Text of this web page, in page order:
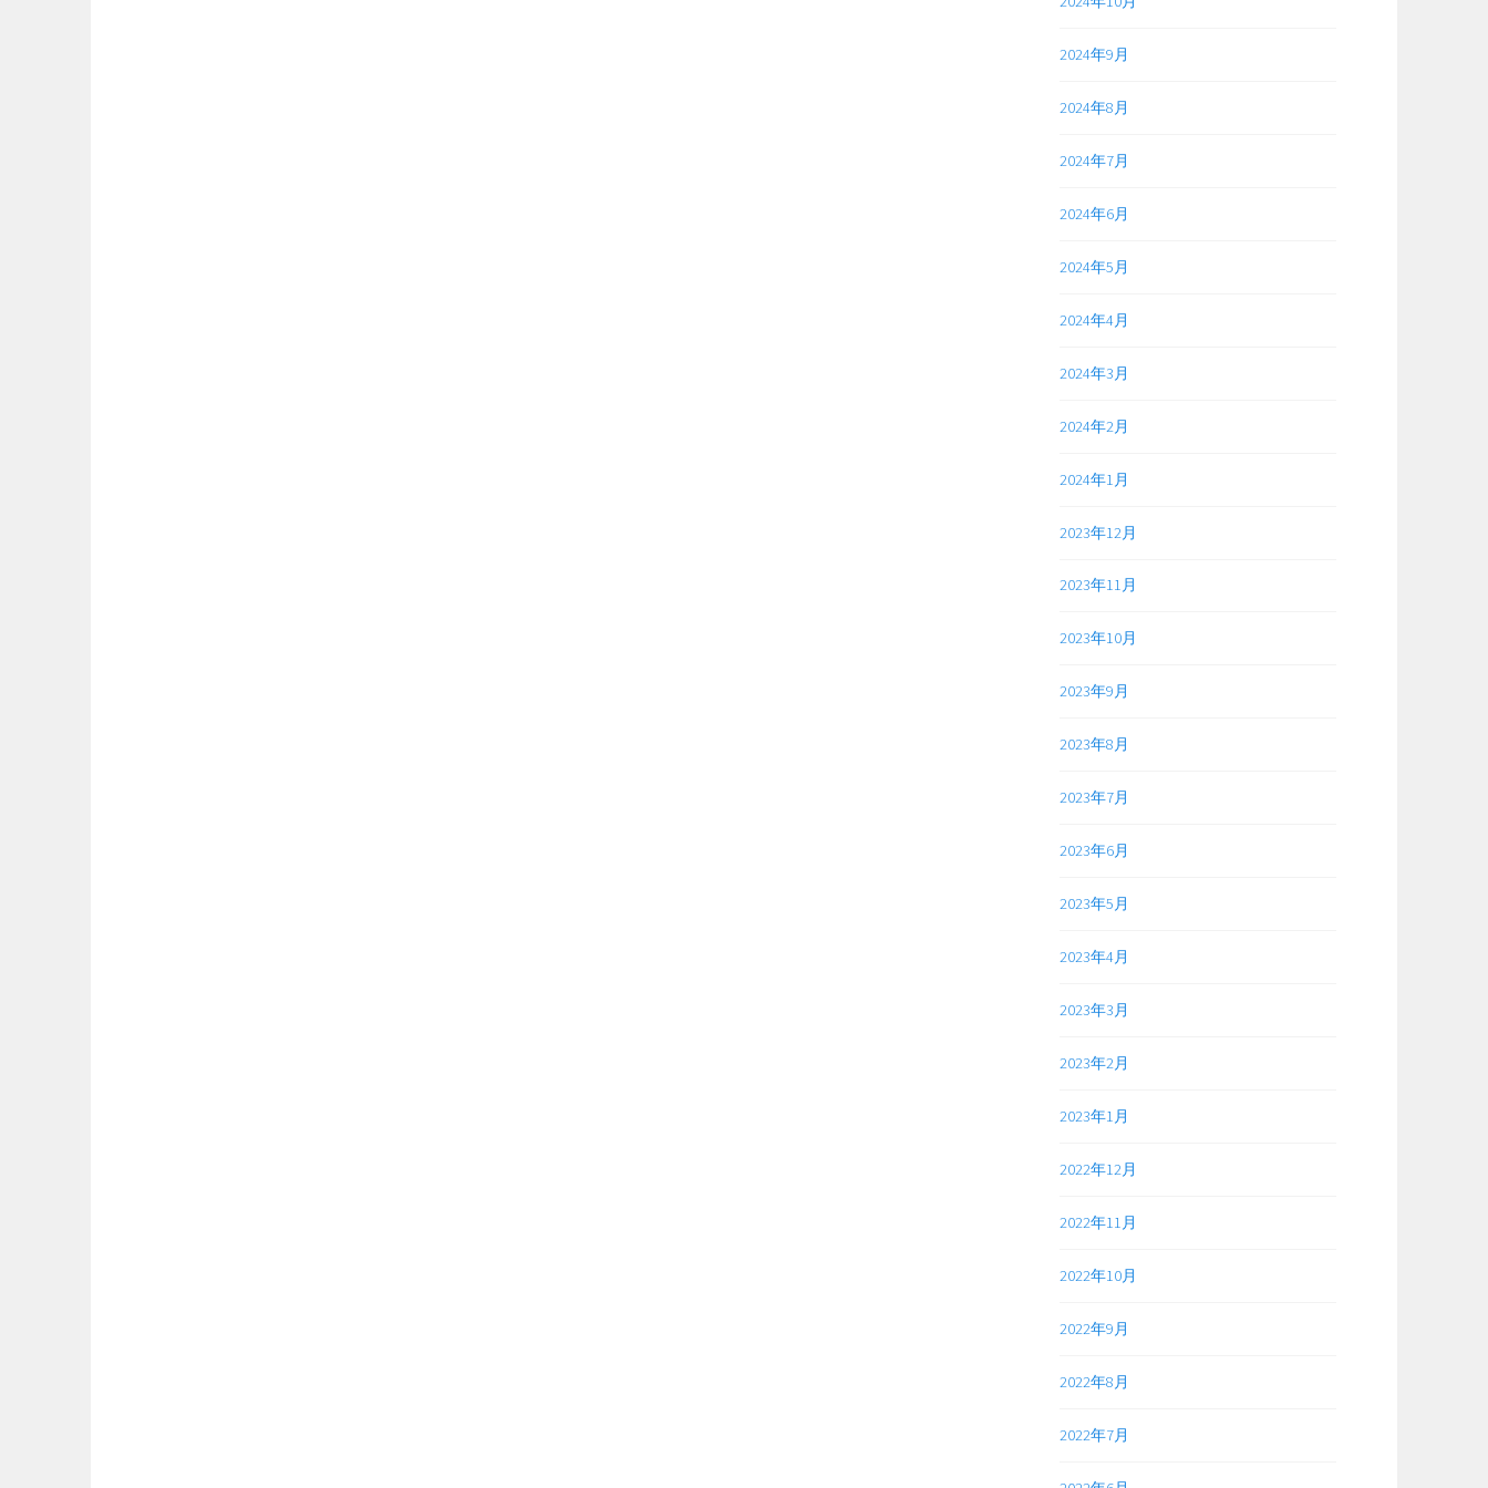
2024年9月
2024年8月
2024年7月
2024年6月
2024年5月
2024年4月
2024年3月
2024年2月
2024年1月
2023年12月
2023年11月
2023年10月
2023年9月
2023年8月
2023年7月
2023年6月
2023年5月
2023年4月
2023年3月
2023年2月
2023年1月
2022年12月
2022年11月
2022年10月
2022年9月
2022年8月
2022年7月